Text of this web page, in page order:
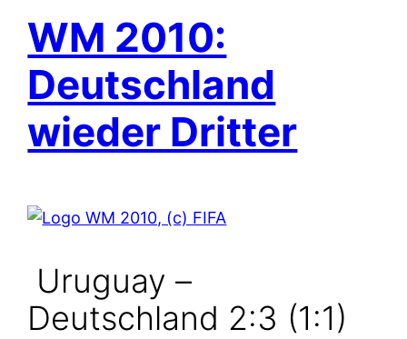
WM 2010:
Deutschland
wieder Dritter
Uruguay –
Deutschland 2:3 (1:1)